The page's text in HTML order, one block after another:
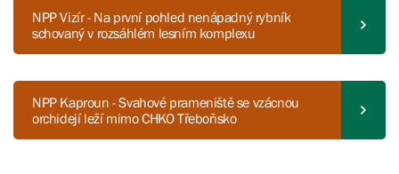
NPP Vizír - Na první pohled nenápadný rybník
schovaný v rozsáhlém lesním komplexu
NPP Kaproun - Svahové prameniště se vzácnou
orchidejí leží mimo CHKO Třeboňsko